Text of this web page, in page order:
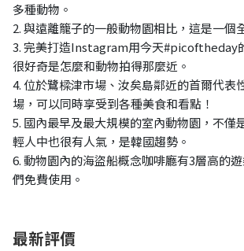
多種動物。
2. 與遠離籠子的一般動物園相比，這是一個
3. 完美打造Instagram用今天#picoftheday
很好奇是怎麼和動物拍得那麼近。
4. 位於鷺樑津市場、汝矣島鄰近的首爾代表
場，可以同時享受到各種美食和看點！
5. 國內最早及最大規模的室內動物園，不僅
輕人中也很有人氣，是韓國趨勢。
6. 動物園內的海盜船概念咖啡廳有3層高的
們免費使用。
最新評價